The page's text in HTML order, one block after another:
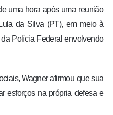
uma hora após uma reunião
da Silva (PT), em meio à
Polícia Federal envolvendo
Wagner afirmou que sua
esforços na própria defesa e